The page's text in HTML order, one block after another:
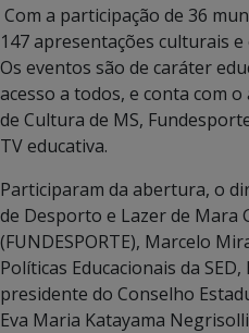
Com a participação de 36
147 apresentações culturais
Os eventos são de caráter
acesso a todos, e conta com
de Cultura de MS,
TV educativa.
Participaram da abertura, o
de Desporto e Lazer de Mara
(FUNDESPORTE), Marcelo
Políticas Educacionais da
presidente do Conselho
Eva Maria Katayama